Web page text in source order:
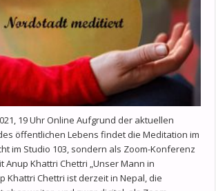
19 Uhr Online Aufgrund der aktuellen
öffentlichen Lebens findet die Meditation im
im Studio 103, sondern als Zoom-Konferenz
Anup Khattri Chettri „Unser Mann in
Khattri Chettri ist derzeit in Nepal, die